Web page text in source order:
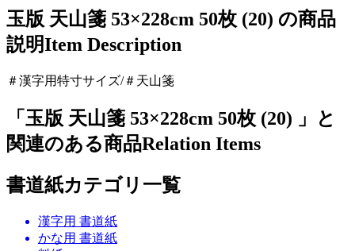
玉版 天山箋 53×228cm 50枚 (20) の商品
説明Item Description
＃漢字用特寸サイズ/＃天山箋
「玉版 天山箋 53×228cm 50枚 (20) 」と
関連のある商品Relation Items
書道紙カテゴリ一覧
漢字用 書道紙
かな用 書道紙